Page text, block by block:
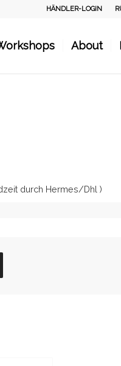
HÄNDLER-LOGIN
About
durch Hermes/Dhl )